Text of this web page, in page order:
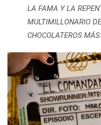
LA FAMA Y LA
MULTIMILLONARIO
CHOCOLATEROS